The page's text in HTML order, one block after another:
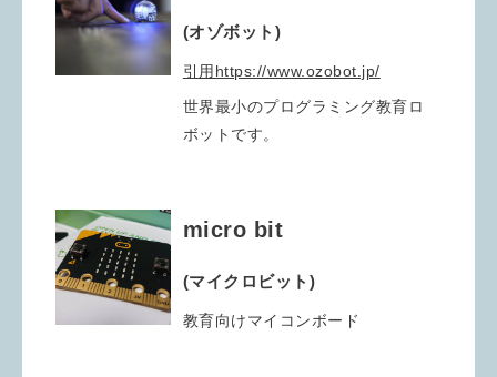
(オゾボット)
引用https://www.ozobot.jp/
世界最小のプログラミング教育ロ
ボットです。
micro bit
(マイクロビット)
教育向けマイコンボード